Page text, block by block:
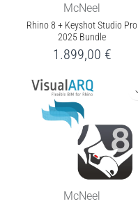
McNeel
Rhino 8 + Keyshot Studio Pro
2025 Bundle
1.899,00 €
McNeel